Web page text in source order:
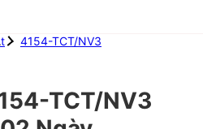
4154-TCT/NV3
TCT/NV3